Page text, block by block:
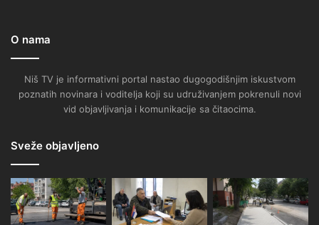
O nama
Niš TV je informativni portal nastao dugogodišnjim iskustvom
poznatih novinara i voditelja koji su udruživanjem pokrenuli novi
vid objavljivanja i komunikacije sa čitaocima.
Sveže objavljeno